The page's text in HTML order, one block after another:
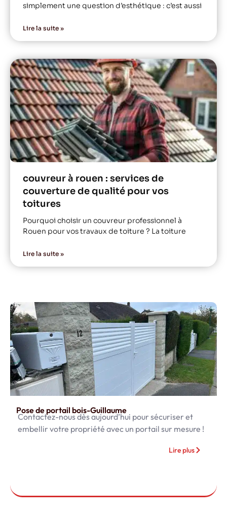
simplement une question d’esthétique : c’est aussi
Lire la suite »
couvreur à rouen : services de
couverture de qualité pour vos
toitures
Pourquoi choisir un couvreur professionnel à
Rouen pour vos travaux de toiture ? La toiture
Lire la suite »
Pose de portail bois-Guillaume
Contactez-nous dès aujourd’hui pour sécuriser et
embellir votre propriété avec un portail sur mesure !
Lire plus